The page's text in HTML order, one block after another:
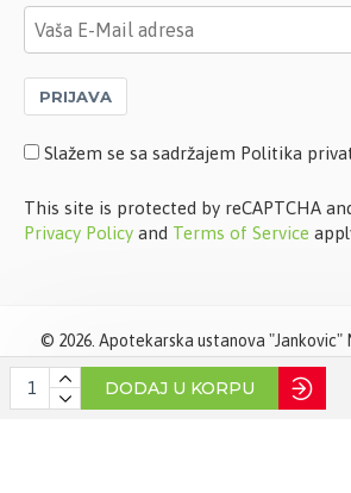
DODAJ U KORPU
PRIJAVA
Slažem se sa sadržajem Politika
This site is protected by reCAPTCHA
Privacy Policy and Terms of Service
© 2026. Apotekarska ustanova "Jankovic"
zadržana. Softverska izrada